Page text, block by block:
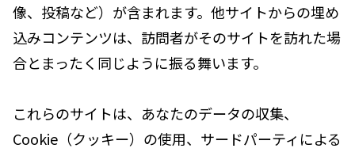
像、投稿など）が含まれます。他サイトからの埋め
込みコンテンツは、訪問者がそのサイトを訪れた場
合とまったく同じように振る舞います。
これらのサイトは、あなたのデータの収集、
Cookie（クッキー）の使用、サードパーティによる